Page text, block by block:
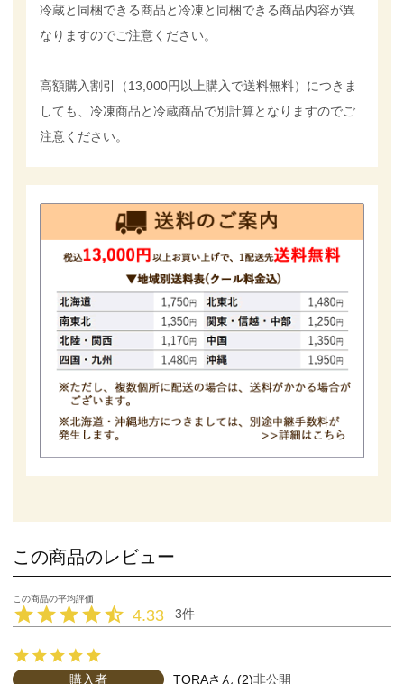
冷蔵と同梱できる商品と冷凍と同梱できる商品内容が異
なりますのでご注意ください。
高額購入割引（13,000円以上購入で送料無料）につきま
しても、冷凍商品と冷蔵商品で別計算となりますのでご
注意ください。
この商品のレビュー
4.33 3
TORA 2
購入者 非公開